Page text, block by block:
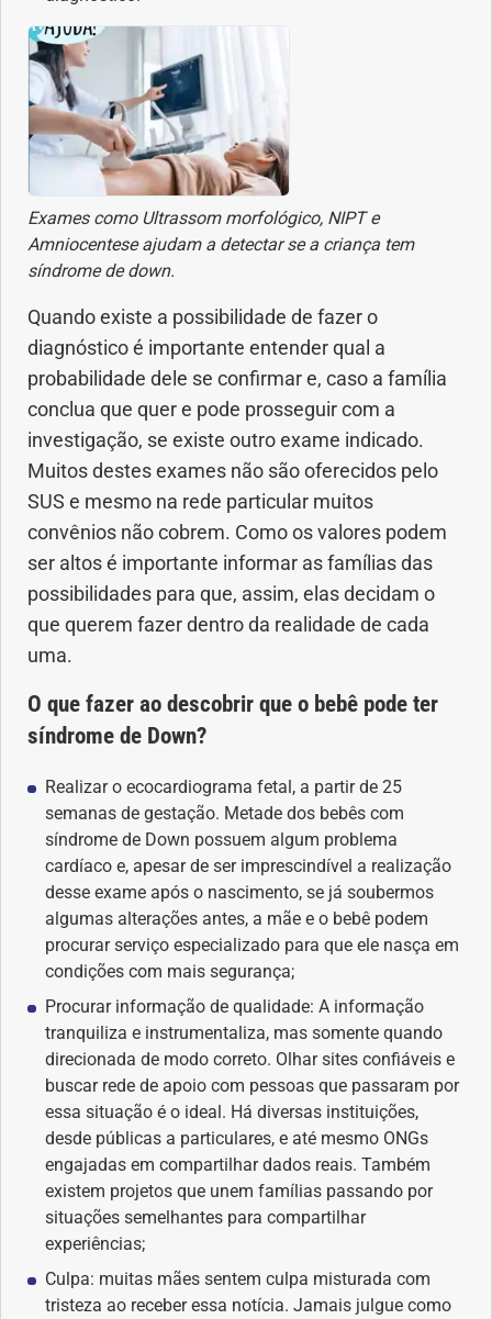
Vacinas
Vitaminas
Exames como Ultrassom morfológico, NIPT e
Amniocentese ajudam a detectar se a criança tem
síndrome de down.
Quando existe a possibilidade de fazer o
diagnóstico é importante entender qual a
probabilidade dele se confirmar e, caso a família
conclua que quer e pode prosseguir com a
investigação, se existe outro exame indicado.
Muitos destes exames não são oferecidos pelo
SUS e mesmo na rede particular muitos
convênios não cobrem. Como os valores podem
ser altos é importante informar as famílias das
possibilidades para que, assim, elas decidam o
que querem fazer dentro da realidade de cada
uma.
O que fazer ao descobrir que o bebê pode ter
síndrome de Down?
Realizar o ecocardiograma fetal, a partir de 25
semanas de gestação. Metade dos bebês com
síndrome de Down possuem algum problema
cardíaco e, apesar de ser imprescindível a realização
desse exame após o nascimento, se já soubermos
algumas alterações antes, a mãe e o bebê podem
procurar serviço especializado para que ele nasça em
condições com mais segurança;
Procurar informação de qualidade: A informação
tranquiliza e instrumentaliza, mas somente quando
direcionada de modo correto. Olhar sites confiáveis e
buscar rede de apoio com pessoas que passaram por
essa situação é o ideal. Há diversas instituições,
desde públicas a particulares, e até mesmo ONGs
engajadas em compartilhar dados reais. Também
existem projetos que unem famílias passando por
situações semelhantes para compartilhar
experiências;
Culpa: muitas mães sentem culpa misturada com
tristeza ao receber essa notícia. Jamais julgue como